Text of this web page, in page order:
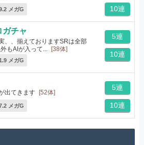
メガG 10連
ガチャ
、、揃えておりますSRは全部
もAIが入って...
[38体]
メガG
5連
10連
出てきます [52体]
メガG
5連
10連